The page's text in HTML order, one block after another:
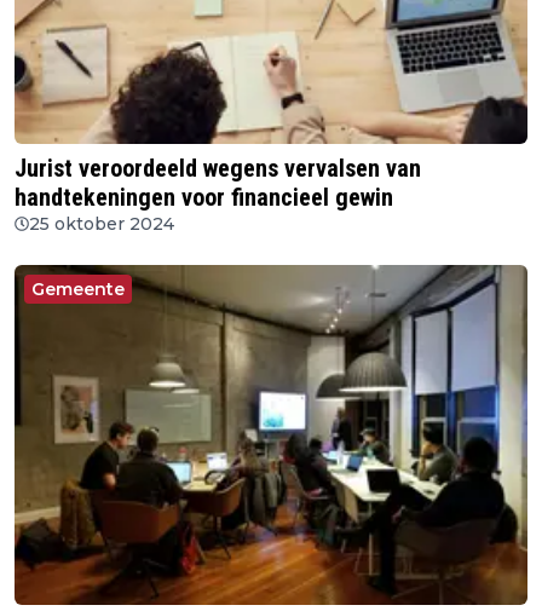
Jurist veroordeeld wegens vervalsen van
handtekeningen voor financieel gewin
25 oktober 2024
Gemeente